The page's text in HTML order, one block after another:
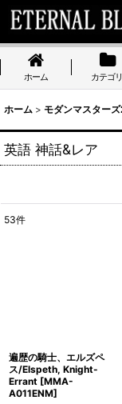
ホーム カテゴリ
ホーム > モダンマスター
英語 神話&レア
53件
遍歴の騎士、エルズペ
ス/Elspeth, Knight-
Errant [MMA-
A011ENM]